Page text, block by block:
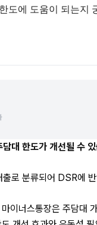
도에 도움이 되는지
대 한도가 개선될 수
로 분류되어 DSR에
이너스통장은 주담대